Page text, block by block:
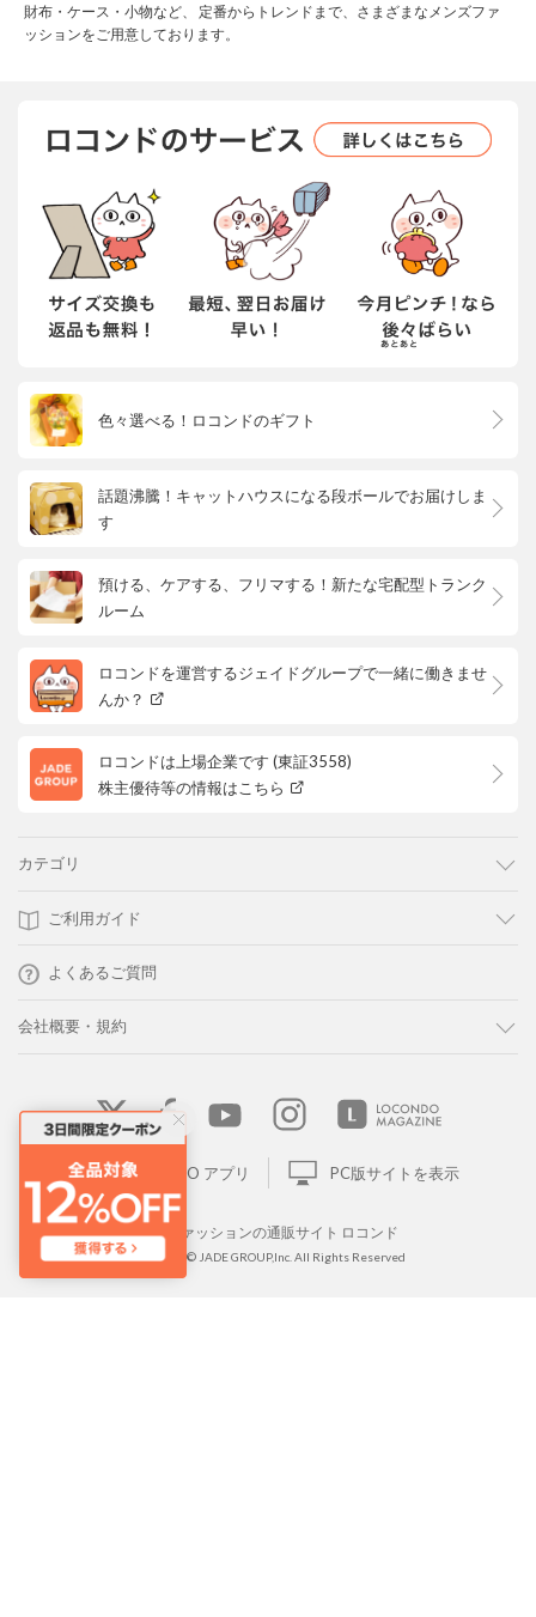
財布・ケース・小物など、 定番からトレンドまで、さまざまなメンズファ
ッションをご用意しております。
色々選べる！ロコンドのギフト
話題沸騰！キャットハウスになる段ボールでお届けしま
す
預ける、ケアする、フリマする！新たな宅配型トランク
ルーム
ロコンドを運営するジェイドグループで一緒に働きませ
んか？
ロコンドは上場企業です (東証3558)
株主優待等の情報はこちら
カテゴリ
ご利用ガイド
よくあるご質問
会社概要・規約
LOCONDO アプリ PC版サイトを表示
靴とファッションの通販サイト ロコンド
Copyright © JADE GROUP,Inc. All Rights Reserved